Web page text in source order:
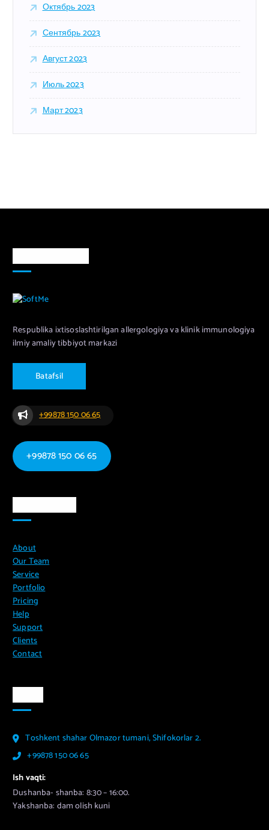
Октябрь 2023
Сентябрь 2023
Август 2023
Июль 2023
Март 2023
Respublika ixtisoslashtirilgan allergologiya va klinik immunologiya
ilmiy amaliy tibbiyot markazi
Batafsil
+99878 150 06 65
+99878 150 06 65
About
Our Team
Service
Portfolio
Pricing
Help
Support
Clients
Contact
Toshkent shahar Olmazor tumani, Shifokorlar 2.
+99878 150 06 65
Ish vaqti:
Dushanba- shanba: 8:30 – 16:00.
Yakshanba: dam olish kuni